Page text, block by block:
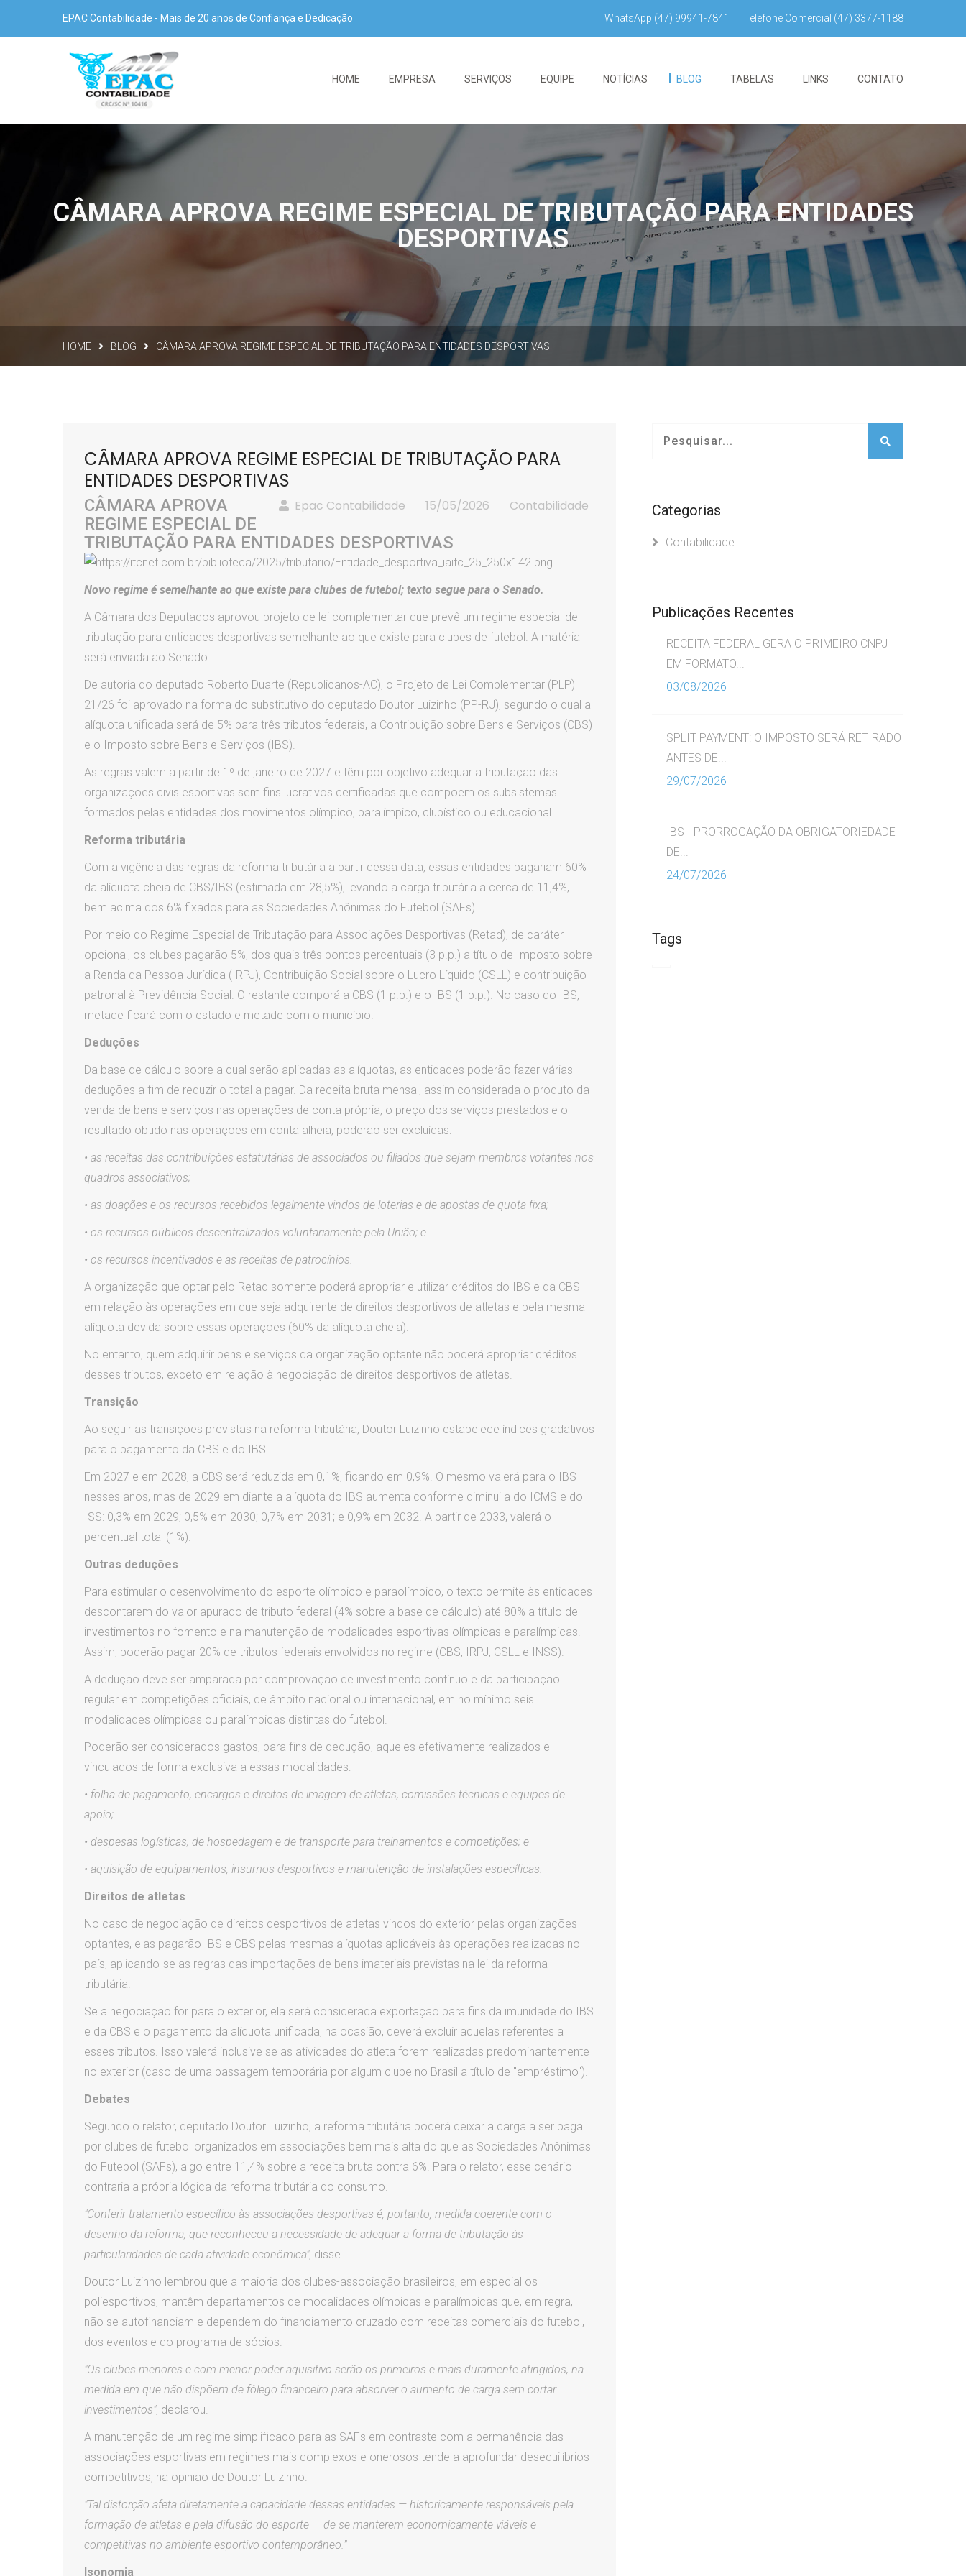
EPAC Contabilidade - Mais de 20 anos de Confiança e Dedicação WhatsApp (47) 99941-7841 Telefone Comercial (47) 3377-1188
HOME EMPRESA SERVIÇOS EQUIPE NOTÍCIAS BLOG TABELAS LINKS CONTATO
CÂMARA APROVA REGIME ESPECIAL DE TRIBUTAÇÃO PARA ENTIDADES
DESPORTIVAS
HOME BLOG CÂMARA APROVA REGIME ESPECIAL DE TRIBUTAÇÃO PARA ENTIDADES DESPORTIVAS
CÂMARA APROVA REGIME ESPECIAL DE TRIBUTAÇÃO PARA
ENTIDADES DESPORTIVAS
Epac Contabilidade 15/05/2026 Contabilidade
CÂMARA APROVA
REGIME ESPECIAL DE
TRIBUTAÇÃO PARA ENTIDADES DESPORTIVAS
Novo regime é semelhante ao que existe para clubes de futebol; texto segue para o Senado.
A Câmara dos Deputados aprovou projeto de lei complementar que prevê um regime especial de
tributação para entidades desportivas semelhante ao que existe para clubes de futebol. A matéria
será enviada ao Senado.
De autoria do deputado Roberto Duarte (Republicanos-AC), o Projeto de Lei Complementar (PLP)
21/26 foi aprovado na forma do substitutivo do deputado Doutor Luizinho (PP-RJ), segundo o qual a
alíquota unificada será de 5% para três tributos federais, a Contribuição sobre Bens e Serviços (CBS)
e o Imposto sobre Bens e Serviços (IBS).
As regras valem a partir de 1º de janeiro de 2027 e têm por objetivo adequar a tributação das
organizações civis esportivas sem fins lucrativos certificadas que compõem os subsistemas
formados pelas entidades dos movimentos olímpico, paralímpico, clubístico ou educacional.
Reforma tributária
Com a vigência das regras da reforma tributária a partir dessa data, essas entidades pagariam 60%
da alíquota cheia de CBS/IBS (estimada em 28,5%), levando a carga tributária a cerca de 11,4%,
bem acima dos 6% fixados para as Sociedades Anônimas do Futebol (SAFs).
Por meio do Regime Especial de Tributação para Associações Desportivas (Retad), de caráter
opcional, os clubes pagarão 5%, dos quais três pontos percentuais (3 p.p.) a título de Imposto sobre
a Renda da Pessoa Jurídica (IRPJ), Contribuição Social sobre o Lucro Líquido (CSLL) e contribuição
patronal à Previdência Social. O restante comporá a CBS (1 p.p.) e o IBS (1 p.p.). No caso do IBS,
metade ficará com o estado e metade com o município.
Deduções
Da base de cálculo sobre a qual serão aplicadas as alíquotas, as entidades poderão fazer várias
deduções a fim de reduzir o total a pagar. Da receita bruta mensal, assim considerada o produto da
venda de bens e serviços nas operações de conta própria, o preço dos serviços prestados e o
resultado obtido nas operações em conta alheia, poderão ser excluídas:
• as receitas das contribuições estatutárias de associados ou filiados que sejam membros votantes nos
quadros associativos;
• as doações e os recursos recebidos legalmente vindos de loterias e de apostas de quota fixa;
• os recursos públicos descentralizados voluntariamente pela União; e
• os recursos incentivados e as receitas de patrocínios.
A organização que optar pelo Retad somente poderá apropriar e utilizar créditos do IBS e da CBS
em relação às operações em que seja adquirente de direitos desportivos de atletas e pela mesma
alíquota devida sobre essas operações (60% da alíquota cheia).
No entanto, quem adquirir bens e serviços da organização optante não poderá apropriar créditos
desses tributos, exceto em relação à negociação de direitos desportivos de atletas.
Transição
Ao seguir as transições previstas na reforma tributária, Doutor Luizinho estabelece índices gradativos
para o pagamento da CBS e do IBS.
Em 2027 e em 2028, a CBS será reduzida em 0,1%, ficando em 0,9%. O mesmo valerá para o IBS
nesses anos, mas de 2029 em diante a alíquota do IBS aumenta conforme diminui a do ICMS e do
ISS: 0,3% em 2029; 0,5% em 2030; 0,7% em 2031; e 0,9% em 2032. A partir de 2033, valerá o
percentual total (1%).
Outras deduções
Para estimular o desenvolvimento do esporte olímpico e paraolímpico, o texto permite às entidades
descontarem do valor apurado de tributo federal (4% sobre a base de cálculo) até 80% a título de
investimentos no fomento e na manutenção de modalidades esportivas olímpicas e paralímpicas.
Assim, poderão pagar 20% de tributos federais envolvidos no regime (CBS, IRPJ, CSLL e INSS).
A dedução deve ser amparada por comprovação de investimento contínuo e da participação
regular em competições oficiais, de âmbito nacional ou internacional, em no mínimo seis
modalidades olímpicas ou paralímpicas distintas do futebol.
Poderão ser considerados gastos, para fins de dedução, aqueles efetivamente realizados e
vinculados de forma exclusiva a essas modalidades:
• folha de pagamento, encargos e direitos de imagem de atletas, comissões técnicas e equipes de
apoio;
• despesas logísticas, de hospedagem e de transporte para treinamentos e competições; e
• aquisição de equipamentos, insumos desportivos e manutenção de instalações específicas.
Direitos de atletas
No caso de negociação de direitos desportivos de atletas vindos do exterior pelas organizações
optantes, elas pagarão IBS e CBS pelas mesmas alíquotas aplicáveis às operações realizadas no
país, aplicando-se as regras das importações de bens imateriais previstas na lei da reforma
tributária.
Se a negociação for para o exterior, ela será considerada exportação para fins da imunidade do IBS
e da CBS e o pagamento da alíquota unificada, na ocasião, deverá excluir aquelas referentes a
esses tributos. Isso valerá inclusive se as atividades do atleta forem realizadas predominantemente
no exterior (caso de uma passagem temporária por algum clube no Brasil a título de "empréstimo").
Debates
Segundo o relator, deputado Doutor Luizinho, a reforma tributária poderá deixar a carga a ser paga
por clubes de futebol organizados em associações bem mais alta do que as Sociedades Anônimas
do Futebol (SAFs), algo entre 11,4% sobre a receita bruta contra 6%. Para o relator, esse cenário
contraria a própria lógica da reforma tributária do consumo.
"Conferir tratamento específico às associações desportivas é, portanto, medida coerente com o
desenho da reforma, que reconheceu a necessidade de adequar a forma de tributação às
particularidades de cada atividade econômica", disse.
Doutor Luizinho lembrou que a maioria dos clubes-associação brasileiros, em especial os
poliesportivos, mantêm departamentos de modalidades olímpicas e paralímpicas que, em regra,
não se autofinanciam e dependem do financiamento cruzado com receitas comerciais do futebol,
dos eventos e do programa de sócios.
"Os clubes menores e com menor poder aquisitivo serão os primeiros e mais duramente atingidos, na
medida em que não dispõem de fôlego financeiro para absorver o aumento de carga sem cortar
investimentos", declarou.
A manutenção de um regime simplificado para as SAFs em contraste com a permanência das
associações esportivas em regimes mais complexos e onerosos tende a aprofundar desequilíbrios
competitivos, na opinião de Doutor Luizinho.
"Tal distorção afeta diretamente a capacidade dessas entidades — historicamente responsáveis pela
formação de atletas e pela difusão do esporte — de se manterem economicamente viáveis e
competitivas no ambiente esportivo contemporâneo."
Isonomia
Categorias
Contabilidade
Publicações Recentes
RECEITA FEDERAL GERA O PRIMEIRO CNPJ
EM FORMATO...
03/08/2026
SPLIT PAYMENT: O IMPOSTO SERÁ RETIRADO
ANTES DE...
29/07/2026
IBS - PRORROGAÇÃO DA OBRIGATORIEDADE
DE...
24/07/2026
Tags